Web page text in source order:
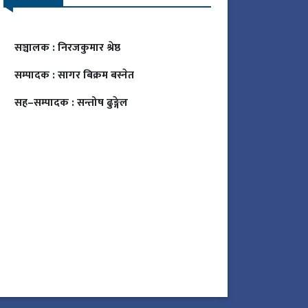
सञ्चालक :निरजकुमार श्रेष्ठ
सम्पादक :सागर बिक्रम बस्नेत
सह–सम्पादक :सन्तोष ढुङ्गेल